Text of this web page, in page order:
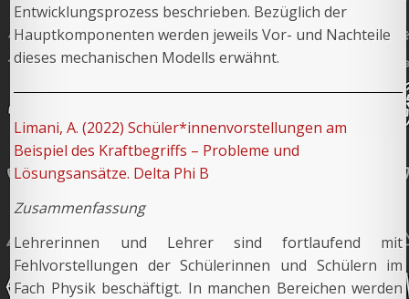
Entwicklungsprozess beschrieben. Bezüglich der
Hauptkomponenten werden jeweils Vor- und Nachteile
dieses mechanischen Modells erwähnt.
Limani, A. (2022) Schüler*innenvorstellungen am
Beispiel des Kraftbegriffs – Probleme und
Lösungsansätze. Delta Phi B
Zusammenfassung
Lehrerinnen und Lehrer sind fortlaufend mit
Fehlvorstellungen der Schülerinnen und Schülern im
Fach Physik beschäftigt. In manchen Bereichen werden